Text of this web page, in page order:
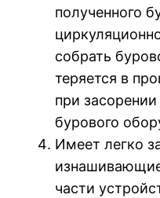
полученного
собрать
теряется в
при
бурового
Имеет легко
части